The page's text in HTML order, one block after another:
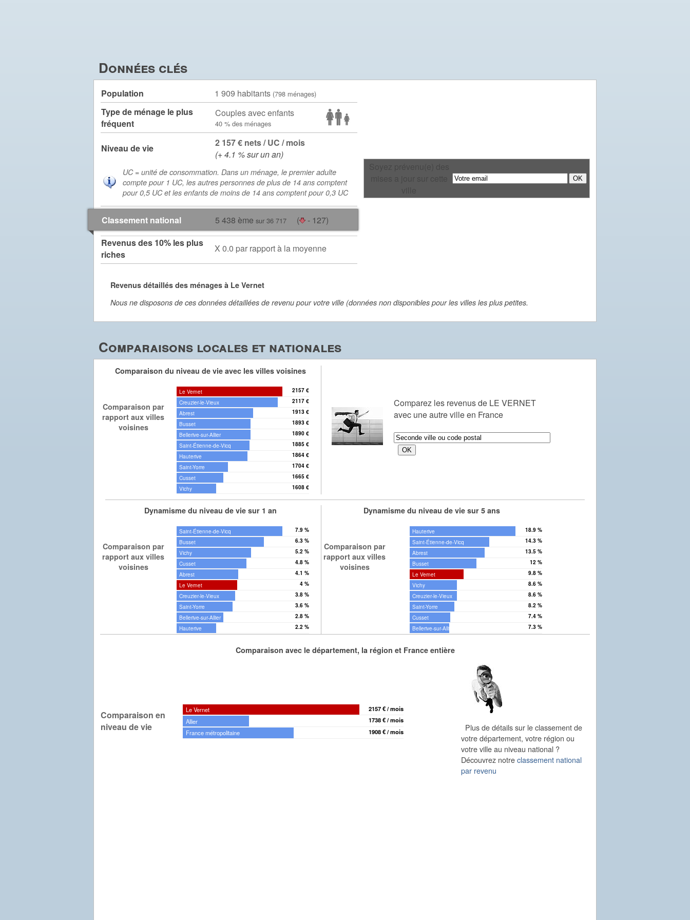
Données clés
Population 1 909 habitants (798 ménages)
Type de ménage le plus
fréquent
Couples avec enfants
40 % des ménages
Niveau de vie
2 157 € nets / UC / mois
(+ 4.1 % sur un an)
UC = unité de consommation. Dans un ménage, le premier adulte
compte pour 1 UC, les autres personnes de plus de 14 ans comptent
pour 0,5 UC et les enfants de moins de 14 ans comptent pour 0,3 UC
Classement national 5 438 ème sur 36 717 (
- 127)
Revenus des 10% les plus
riches
X 0.0 par rapport à la moyenne
Revenus détaillés des ménages à Le Vernet
Nous ne disposons de ces données détaillées de revenu pour votre ville (données non disponibles pour les villes les plus petites.
Comparaisons locales et nationales
Comparaison du niveau de vie avec les villes voisines
Comparaison par
rapport aux villes
voisines
Le Vernet 2157 €
Creuzier-le-Vieux 2117 €
Abrest 1913 €
Busset 1893 €
Bellerive-sur-Allier 1890 €
Saint-Étienne-de-Vicq 1885 €
Hauterive 1864 €
Saint-Yorre 1704 €
Cusset 1665 €
Vichy 1608 €
Comparez les revenus de LE VERNET
avec une autre ville en France
Dynamisme du niveau de vie sur 1 an
Comparaison par
rapport aux villes
voisines
Saint-Étienne-de-Vicq 7.9 %
Busset 6.3 %
Vichy 5.2 %
Cusset 4.8 %
Abrest 4.1 %
Le Vernet 4 %
Creuzier-le-Vieux 3.8 %
Saint-Yorre 3.6 %
Bellerive-sur-Allier 2.8 %
Hauterive 2.2 %
Dynamisme du niveau de vie sur 5 ans
Comparaison par
rapport aux villes
voisines
Hauterive 18.9 %
Saint-Étienne-de-Vicq 14.3 %
Abrest 13.5 %
Busset 12 %
Le Vernet 9.8 %
Vichy 8.6 %
Creuzier-le-Vieux 8.6 %
Saint-Yorre 8.2 %
Cusset 7.4 %
Bellerive-sur-Allier 7.3 %
Comparaison avec le département, la région et France entière
Comparaison en
niveau de vie
Le Vernet
2157 € / mois
Allier
1738 € / mois
France métropolitaine
1908 € / mois
Plus de détails sur le classement de
votre département, votre région ou
votre ville au niveau national ?
Découvrez notreclassement national
par revenu